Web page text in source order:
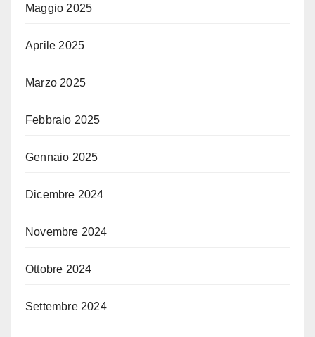
Maggio 2025
Aprile 2025
Marzo 2025
Febbraio 2025
Gennaio 2025
Dicembre 2024
Novembre 2024
Ottobre 2024
Settembre 2024